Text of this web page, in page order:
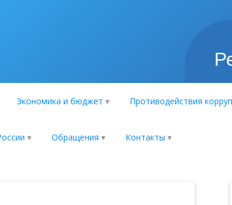
Экономика и бюджет Противодействия
Обращения Контакты